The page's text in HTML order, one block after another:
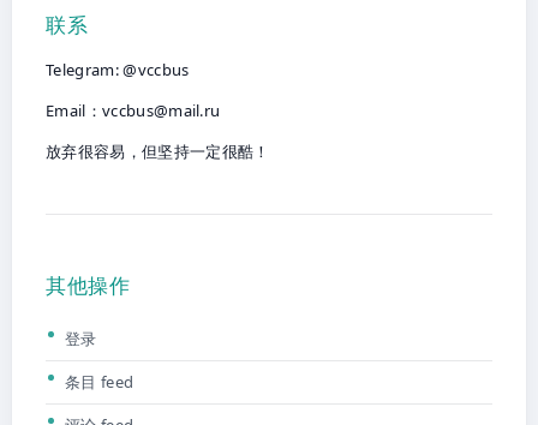
联系
Telegram: @vccbus
Email： vccbus@mail.ru
放弃很容易，但坚持一定很酷！
其他操作
登录
条目 feed